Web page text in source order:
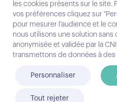
©
les cookies présents sur le site.
vos préférences cliquez sur
pour mesurer l'audience et le
nous utilisons une solution
anonymisée et validée par la
transmettons de données à des
Personnaliser
Tout rejeter